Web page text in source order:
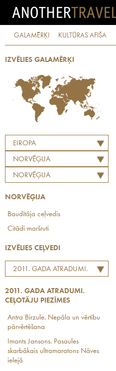
GALAMĒRĶI KULTŪRAS AFIŠA
IZVĒLIES GALAMĒRĶI
EIROPA
NORVĒĢIJA
NORVĒĢIJA
NORVĒĢIJA
Baudītāja ceļvedis
Citādi maršruti
IZVĒLIES CEĻVEDI
2011. GADA ATRADUMI.
2011. GADA ATRADUMI.
CEĻOTĀJU PIEZĪMES
Antra Birzule. Nepāla un vērtību
pārvērtēšana
Imants Jansons. Pasaules
skarbākais ultramaratons Nāves
ielejā